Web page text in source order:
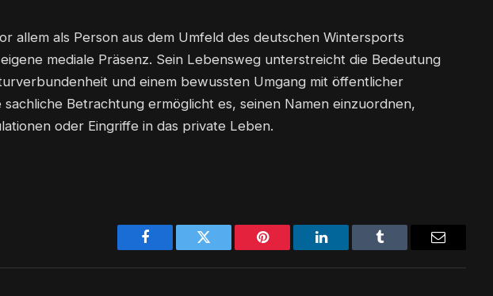
allem als Person aus dem Umfeld des deutschen Wintersports
mediale Präsenz. Sein Lebensweg unterstreicht die Bedeutung
und einem bewussten Umgang mit öffentlicher
sachliche Betrachtung ermöglicht es, seinen Namen einzuordnen,
oder Eingriffe in das private Leben.
Facebook Twitter Pinterest LinkedIn Tumblr Email